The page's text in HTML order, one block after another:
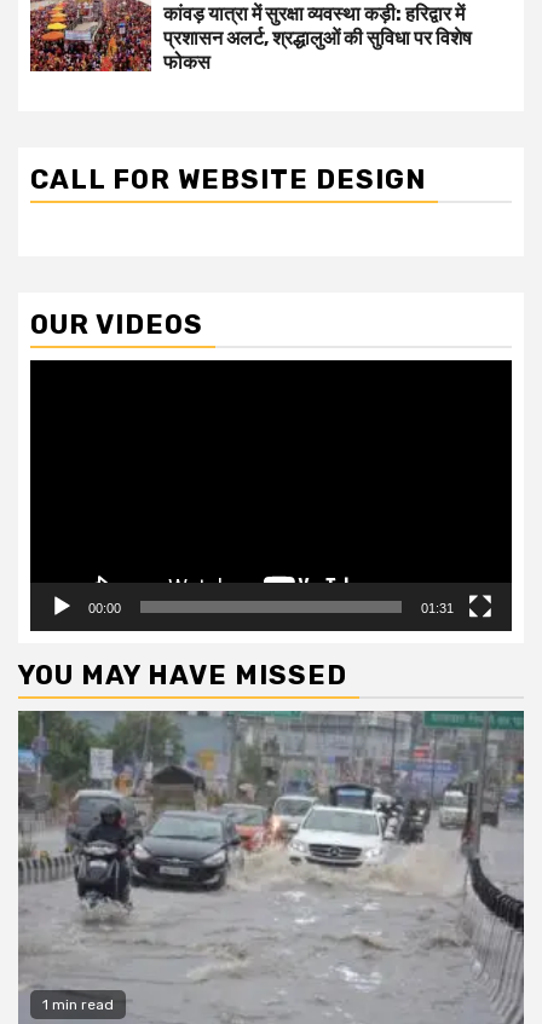
कांवड़ यात्रा में सुरक्षा व्यवस्था कड़ी: हरिद्वार में
प्रशासन अलर्ट, श्रद्धालुओं की सुविधा पर विशेष
फोकस
CALL FOR WEBSITE DESIGN
OUR VIDEOS
00:00 01:31
YOU MAY HAVE MISSED
1 min read